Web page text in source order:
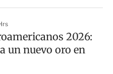
2026:
un nuevo oro en